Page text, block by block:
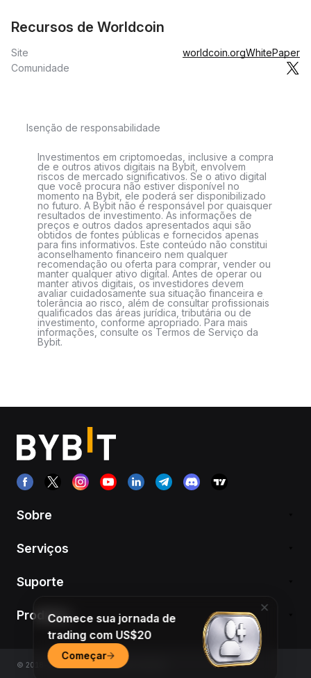
Recursos de Worldcoin
Site worldcoin.orgWhitePaper
Comunidade
Isenção de responsabilidade
Investimentos em criptomoedas, inclusive a compra
de e outros ativos digitais na Bybit, envolvem
riscos de mercado significativos. Se o ativo digital
que você procura não estiver disponível no
momento na Bybit, ele poderá ser disponibilizado
no futuro. A Bybit não é responsável por quaisquer
resultados de investimento. As informações de
preços e outros dados apresentados aqui são
obtidos de fontes públicas e fornecidos apenas
para fins informativos. Este conteúdo não constitui
aconselhamento financeiro nem qualquer
recomendação ou oferta para comprar, vender ou
manter qualquer ativo digital. Antes de operar ou
manter ativos digitais, os investidores devem
avaliar cuidadosamente sua situação financeira e
tolerância ao risco, além de consultar profissionais
qualificados das áreas jurídica, tributária ou de
investimento, conforme apropriado. Para mais
informações, consulte os Termos de Serviço da
Bybit.
Sobre
Serviços
Suporte
Produtos
© 2018-2026 Bybit.com. All rights reserved.
Comece sua jornada de
trading com US$20
Começar